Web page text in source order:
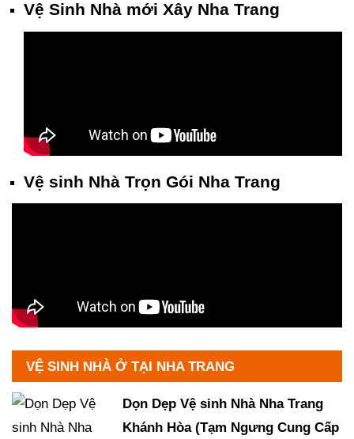
Vệ Sinh Nhà mới Xây Nha Trang
Vệ sinh Nhà Trọn Gói Nha Trang
VỆ SINH NHÀ Ở TẠI NHA TRANG
Dọn Dẹp Vệ sinh Nhà Nha Trang
Khánh Hòa (Tạm Ngưng Cung Cấp